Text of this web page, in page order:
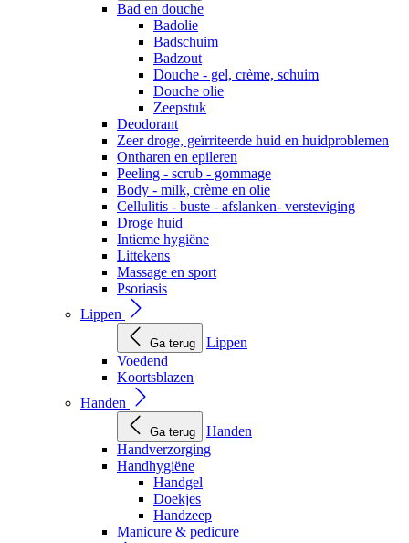
Bad en douche
Badolie
Badschuim
Badzout
Douche - gel, crème, schuim
Douche olie
Zeepstuk
Deodorant
Zeer droge, geïrriteerde huid en huidproblemen
Ontharen en epileren
Peeling - scrub - gommage
Body - milk, crème en olie
Cellulitis - buste - afslanken- versteviging
Droge huid
Intieme hygiëne
Littekens
Massage en sport
Psoriasis
Lippen
Ga terug
Lippen
Voedend
Koortsblazen
Handen
Ga terug
Handen
Handverzorging
Handhygiëne
Handgel
Doekjes
Handzeep
Manicure & pedicure